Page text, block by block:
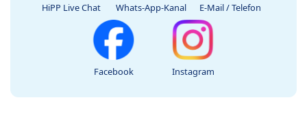
HiPP Live Chat Whats-App-Kanal E-Mail / Telefon
Facebook Instagram